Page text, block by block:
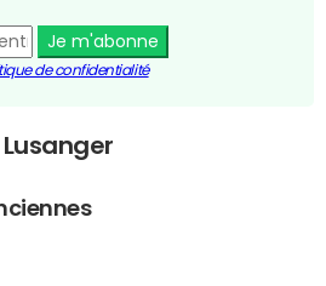
Je m'abonne
de confidentialité